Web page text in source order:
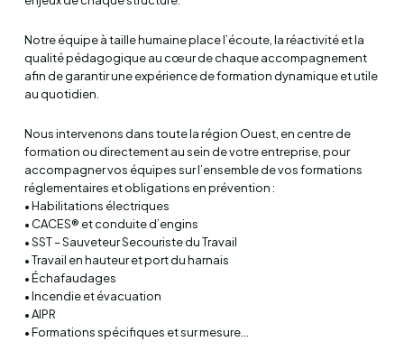
Notre équipe à taille humaine place l’écoute, la réactivité et la
qualité pédagogique au cœur de chaque accompagnement
afin de garantir une expérience de formation dynamique et utile
au quotidien.
Nous intervenons dans toute la région Ouest, en centre de
formation ou directement au sein de votre entreprise, pour
accompagner vos équipes sur l’ensemble de vos formations
réglementaires et obligations en prévention :
• Habilitations électriques
• CACES® et conduite d’engins
• SST – Sauveteur Secouriste du Travail
• Travail en hauteur et port du harnais
• Échafaudages
• Incendie et évacuation
• AIPR
• Formations spécifiques et sur mesure…